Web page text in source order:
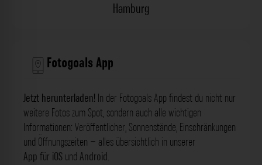
Hamburg
Fotogoals App
Jetzt herunterladen! In der Fotogoals App findest du nicht nur
weitere Fotos zum Spot, sondern auch alle wichtigen
Informationen: Veröffentlicher, Sonnenstände, Einschränkungen
und Öffnungszeiten – alles übersichtlich in unserer
App für iOS und Android.